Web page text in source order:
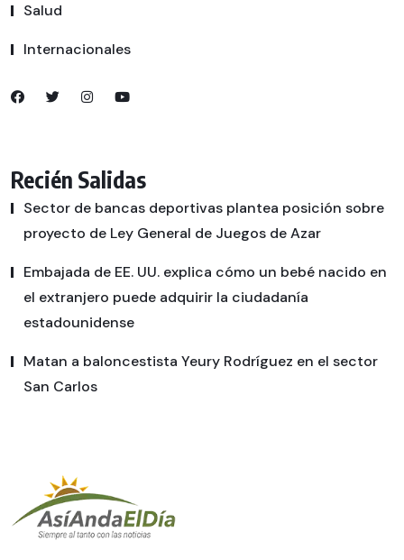
Salud
Internacionales
Recién Salidas
Sector de bancas deportivas plantea posición sobre
proyecto de Ley General de Juegos de Azar
Embajada de EE. UU. explica cómo un bebé nacido en
el extranjero puede adquirir la ciudadanía
estadounidense
Matan a baloncestista Yeury Rodríguez en el sector
San Carlos